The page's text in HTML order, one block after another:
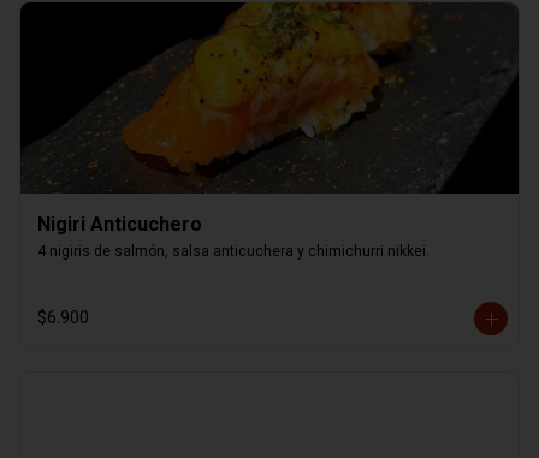
Nigiri Anticuchero
4 nigiris de salmón, salsa anticuchera y chimichurri nikkei.
$6.900